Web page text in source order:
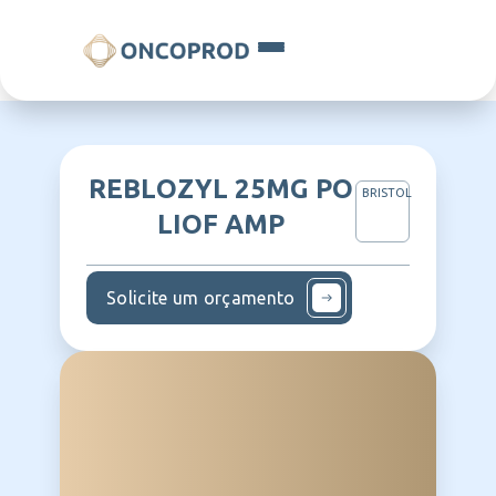
REBLOZYL 25MG PO
LIOF AMP
BRISTOL
Solicite um orçamento